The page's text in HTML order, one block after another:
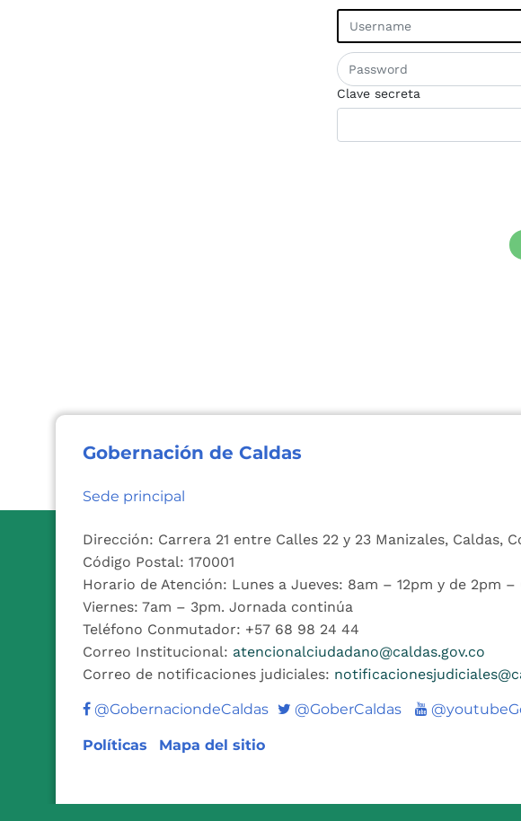
Clave secreta
Gobernación de Caldas
Sede principal
Dirección: Carrera 21 entre Calles 22 y 23 Manizales, Caldas,
Código Postal: 170001
Horario de Atención: Lunes a Jueves: 8am – 12pm y de 2pm –
Viernes: 7am – 3pm. Jornada continúa
Teléfono Conmutador: +57 68 98 24 44
Correo Institucional: atencionalciudadano@caldas.gov.co
Correo de notificaciones judiciales:
@GobernaciondeCaldas Twitter
@GoberCaldas Youtube
Políticas Mapa del sitio